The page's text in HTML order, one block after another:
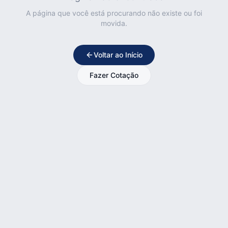
A página que você está procurando não existe ou foi
movida.
Voltar ao Início
Fazer Cotação